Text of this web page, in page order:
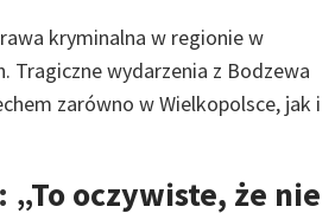
kryminalna w regionie w
Tragiczne wydarzenia z Bodzewa
zarówno w Wielkopolsce, jak i
„To oczywiste, że nie